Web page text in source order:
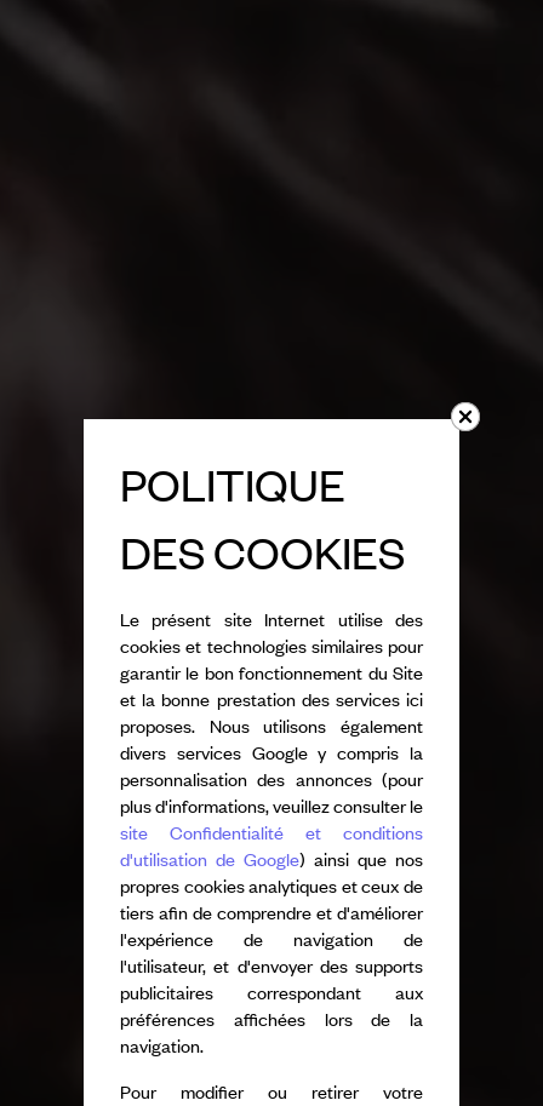
POLITIQUE
DES COOKIES
Le présent site Internet utilise des
cookies et technologies similaires pour
garantir le bon fonctionnement du Site
et la bonne prestation des services ici
proposes. Nous utilisons également
divers services Google y compris la
personnalisation des annonces (pour
plus d'informations, veuillez consulter le
site Confidentialité et conditions
d'utilisation de Google) ainsi que nos
propres cookies analytiques et ceux de
tiers afin de comprendre et d'améliorer
l'expérience de navigation de
l'utilisateur, et d'envoyer des supports
publicitaires correspondant aux
préférences affichées lors de la
navigation.
Pour modifier ou retirer votre